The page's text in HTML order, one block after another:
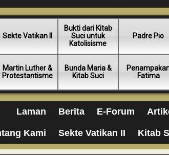
Sekte Vatikan II
Bukti dari Kitab
Suci untuk
Katolisisme
Padre Pio
Martin Luther &
Protestantisme
Bunda Maria &
Kitab Suci
Fatima
Laman Berita E-Forum
Kami Sekte Vatikan II Kitab